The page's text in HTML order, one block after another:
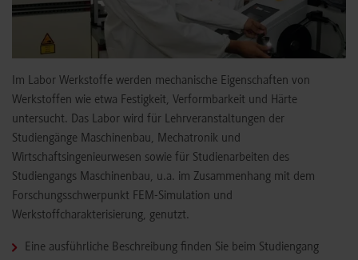
Im Labor Werkstoffe werden mechanische Eigenschaften von
Werkstoffen wie etwa Festigkeit, Verformbarkeit und Härte
untersucht. Das Labor wird für Lehrveranstaltungen der
Studiengänge Maschinenbau, Mechatronik und
Wirtschaftsingenieurwesen sowie für Studienarbeiten des
Studiengangs Maschinenbau, u.a. im Zusammenhang mit dem
Forschungsschwerpunkt FEM-Simulation und
Werkstoffcharakterisierung, genutzt.
Eine ausführliche Beschreibung finden Sie beim Studiengang